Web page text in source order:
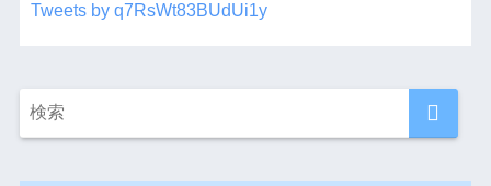
Tweets by q7RsWt83BUdUi1y